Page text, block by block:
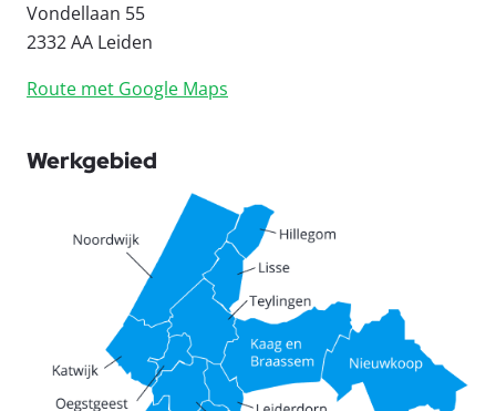
Vondellaan 55
2332 AA Leiden
Route met Google Maps
Werkgebied